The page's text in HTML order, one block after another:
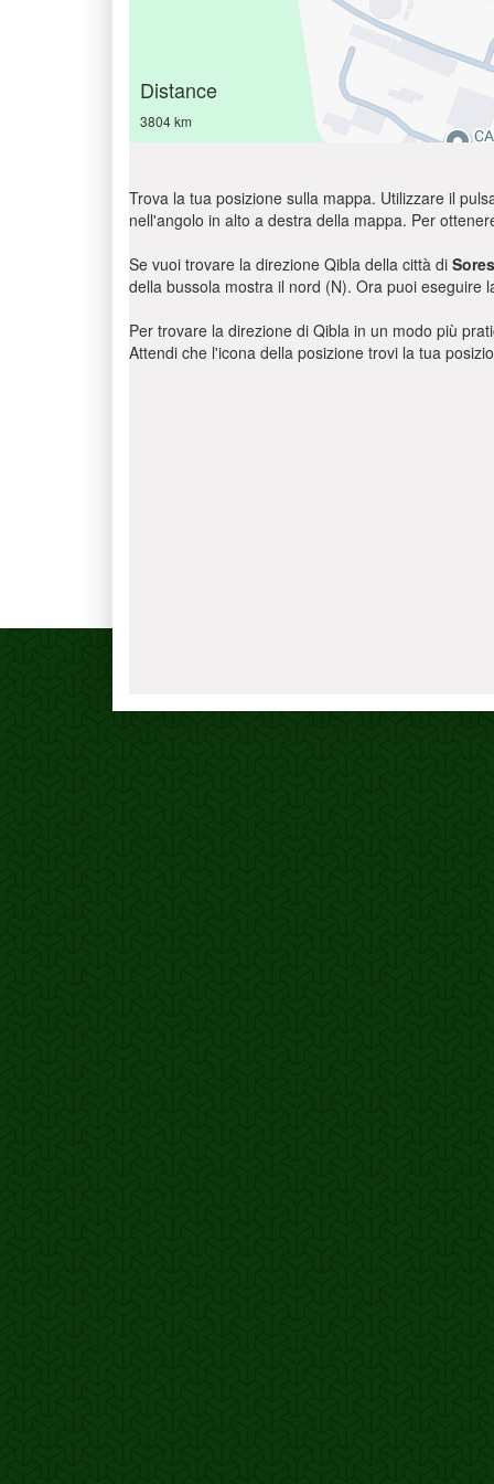
Distance
3804 km
Trova la tua posizione sulla mappa. Utilizzare il
nell'angolo in alto a destra della mappa. Per
Se vuoi trovare la direzione Qibla della città di
della bussola mostra il nord (N). Ora puoi eseguire
Per trovare la direzione di Qibla in un modo più
Attendi che l'icona della posizione trovi la tua